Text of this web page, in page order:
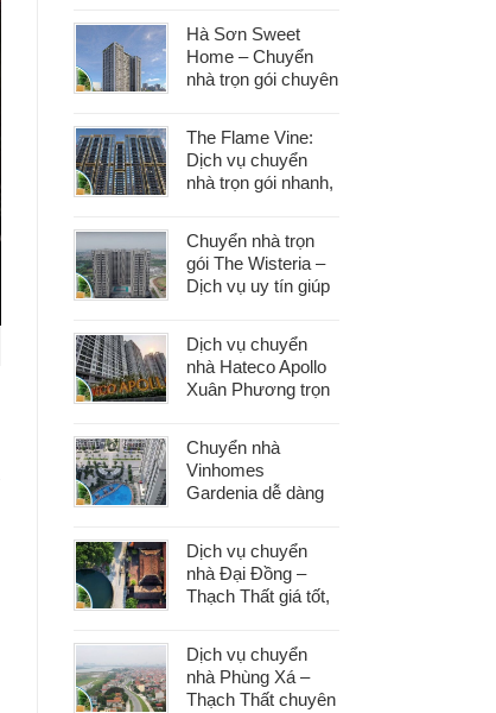
Hà Sơn Sweet
Home – Chuyển
nhà trọn gói chuyên
khâu
The Flame Vine:
Dịch vụ chuyển
nhà trọn gói nhanh,
Chuyển nhà trọn
gói The Wisteria –
Dịch vụ uy tín giúp
phát sinh
Dịch vụ chuyển
nhà Hateco Apollo
Xuân Phương trọn
Chuyển nhà
Vinhomes
Gardenia dễ dàng
phát sinh chi phí
Dịch vụ chuyển
nhà Đại Đồng –
Thạch Thất giá tốt,
chuyển nhà
Dịch vụ chuyển
nhà Phùng Xá –
Thạch Thất chuyên